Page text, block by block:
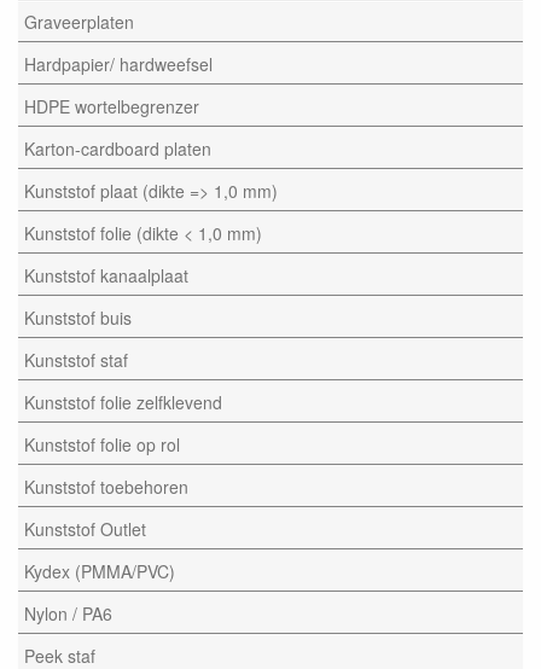
Graveerplaten
Hardpapier/ hardweefsel
HDPE wortelbegrenzer
Karton-cardboard platen
Kunststof plaat (dikte => 1,0 mm)
Kunststof folie (dikte < 1,0 mm)
Kunststof kanaalplaat
Kunststof buis
Kunststof staf
Kunststof folie zelfklevend
Kunststof folie op rol
Kunststof toebehoren
Kunststof Outlet
Kydex (PMMA/PVC)
Nylon / PA6
Peek staf